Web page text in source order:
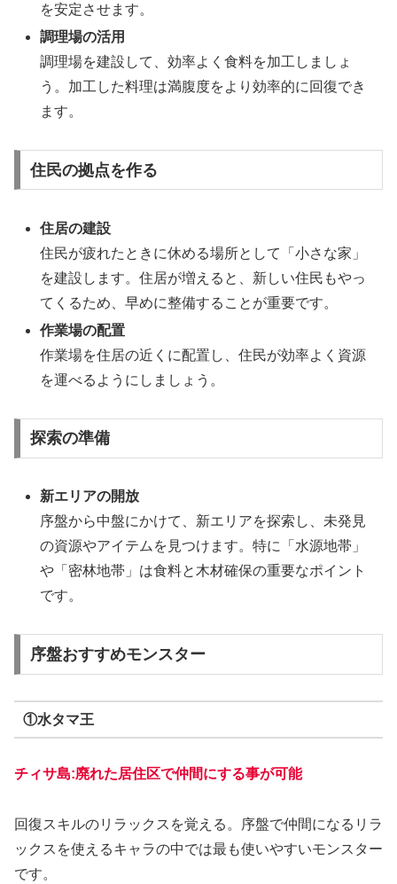
を安定させます。
調理場の活用
調理場を建設して、効率よく食料を加工しましょ
う。加工した料理は満腹度をより効率的に回復でき
ます。
住民の拠点を作る
住居の建設
住民が疲れたときに休める場所として「小さな家」
を建設します。住居が増えると、新しい住民もやっ
てくるため、早めに整備することが重要です。
作業場の配置
作業場を住居の近くに配置し、住民が効率よく資源
を運べるようにしましょう。
探索の準備
新エリアの開放
序盤から中盤にかけて、新エリアを探索し、未発見
の資源やアイテムを見つけます。特に「水源地帯」
や「密林地帯」は食料と木材確保の重要なポイント
です。
序盤おすすめモンスター
①水タマ王
チィサ島:廃れた居住区で仲間にする事が可能
回復スキルのリラックスを覚える。
序盤で仲間になるリラ
ックスを使えるキャラの中では最も使いやすいモンスター
です。